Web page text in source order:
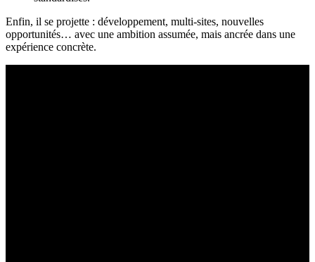
Enfin, il se projette : développement, multi-sites, nouvelles
opportunités… avec une ambition assumée, mais ancrée dans une
expérience concrète.